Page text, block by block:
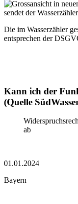
Die im Wasserzähler
entsprechen der
Kann ich der
(Quelle
ab
01.01.2024
Bayern